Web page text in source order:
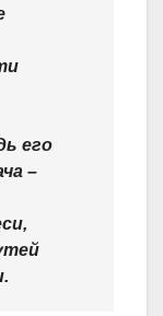
его
–